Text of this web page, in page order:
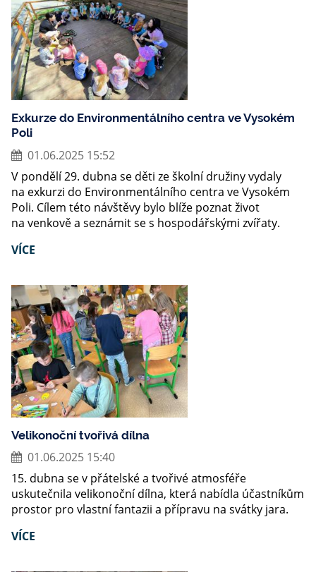
Exkurze do Environmentálního centra ve Vysokém
Poli
01.06.2025 15:52
V pondělí 29. dubna se děti ze školní družiny vydaly
na exkurzi do Environmentálního centra ve Vysokém
Poli. Cílem této návštěvy bylo blíže poznat život
na venkově a seznámit se s hospodářskými zvířaty.
VÍCE
Velikonoční tvořivá dílna
01.06.2025 15:40
15. dubna se v přátelské a tvořivé atmosféře
uskutečnila velikonoční dílna, která nabídla účastníkům
prostor pro vlastní fantazii a přípravu na svátky jara.
VÍCE